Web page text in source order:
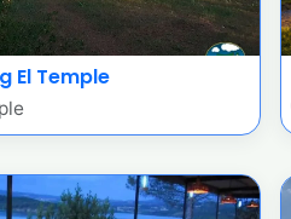
El Temple